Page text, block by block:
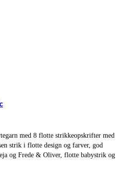
med 8 flotte strikkeopskrifter med
strik i flotte design og farver, god
og Frede & Oliver, flotte babystrik og